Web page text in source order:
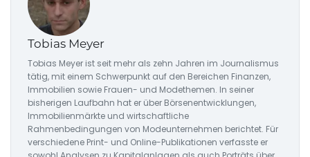
Tobias Meyer
Tobias Meyer ist seit mehr als zehn Jahren im Journalismus
tätig, mit einem Schwerpunkt auf den Bereichen Finanzen,
Immobilien sowie Frauen- und Modethemen. In seiner
bisherigen Laufbahn hat er über Börsenentwicklungen,
Immobilienmärkte und wirtschaftliche
Rahmenbedingungen von Modeunternehmen berichtet. Für
verschiedene Print- und Online-Publikationen verfasste er